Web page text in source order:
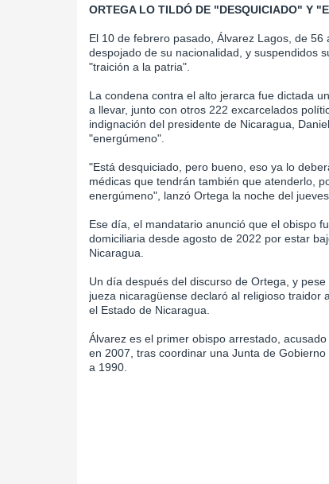
ORTEGA LO TILDÓ DE "DESQUICIADO" Y
El 10 de febrero pasado, Álvarez Lagos, de
despojado de su nacionalidad, y suspendidos
"traición a la patria".
La condena contra el alto jerarca fue dictada
a llevar, junto con otros 222 excarcelados
indignación del presidente de Nicaragua,
"energúmeno".
"Está desquiciado, pero bueno, eso ya lo
médicas que tendrán también que atenderlo,
energúmeno", lanzó Ortega la noche del
Ese día, el mandatario anunció que el obispo
domiciliaria desde agosto de 2022 por estar
Nicaragua.
Un día después del discurso de Ortega, y
jueza nicaragüense declaró al religioso traidor
el Estado de Nicaragua.
Álvarez es el primer obispo arrestado,
en 2007, tras coordinar una Junta de
a 1990.